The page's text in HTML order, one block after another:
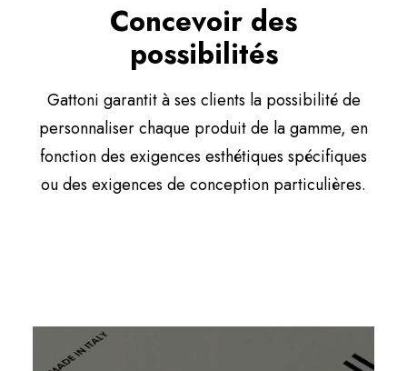
Concevoir des
possibilités
Gattoni garantit à ses clients la possibilité de
personnaliser chaque produit de la gamme, en
fonction des exigences esthétiques spécifiques
ou des exigences de conception particulières.